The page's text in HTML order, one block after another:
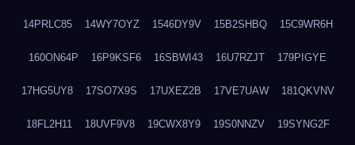
14PRLC85 14WY7OYZ 1546DY9V 15B2SHBQ 15C9WR6H
160ON64P 16P9KSF6 16SBWI43 16U7RZJT 179PIGYE
17HG5UY8 17SO7X9S 17UXEZ2B 17VE7UAW 181QKVNV
18FL2H11 18UVF9V8 19CWX8Y9 19S0NNZV 19SYNG2F